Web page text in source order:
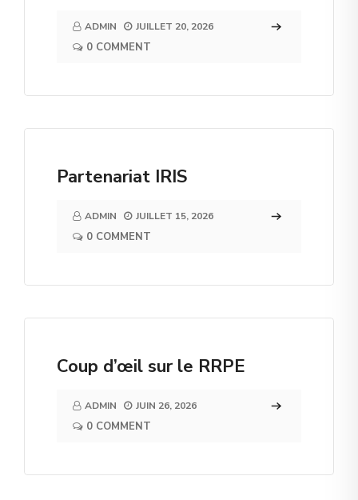
ADMIN JUILLET 20, 2026
0 COMMENT
Partenariat IRIS
ADMIN JUILLET 15, 2026
0 COMMENT
Coup d’œil sur le RRPE
ADMIN JUIN 26, 2026
0 COMMENT